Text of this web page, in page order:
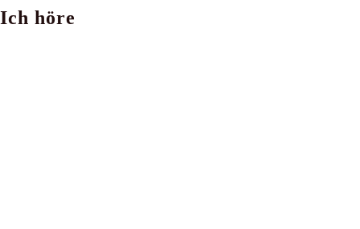
Ich höre